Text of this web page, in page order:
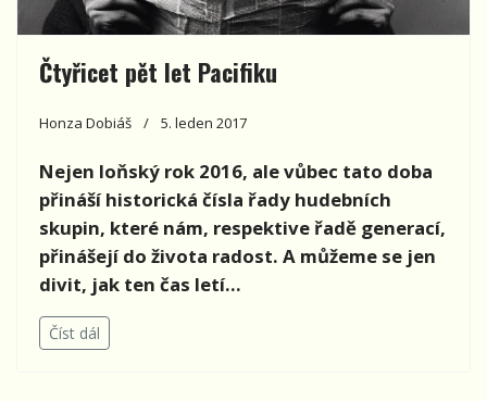
Čtyřicet pět let Pacifiku
Honza Dobiáš 5. leden 2017
Nejen loňský rok 2016, ale vůbec tato doba
přináší historická čísla řady hudebních
skupin, které nám, respektive řadě generací,
přinášejí do života radost. A můžeme se jen
divit, jak ten čas letí…
Číst dál